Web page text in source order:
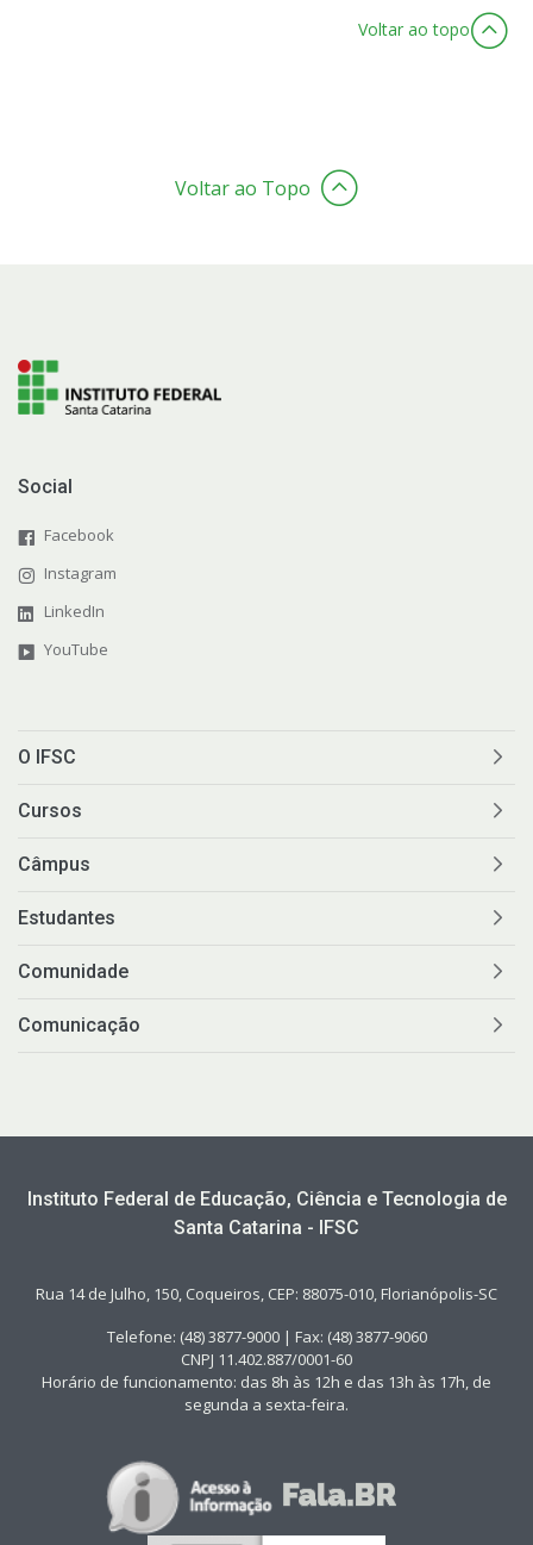
Voltar ao topo
Voltar ao Topo
Social
Facebook
Instagram
LinkedIn
YouTube
O IFSC
Cursos
Câmpus
Estudantes
Comunidade
Comunicação
Instituto Federal de Educação, Ciência e Tecnologia de
Santa Catarina - IFSC
Rua 14 de Julho, 150, Coqueiros, CEP: 88075-010, Florianópolis-SC
Telefone: (48) 3877-9000 | Fax: (48) 3877-9060
CNPJ 11.402.887/0001-60
Horário de funcionamento: das 8h às 12h e das 13h às 17h, de
segunda a sexta-feira.